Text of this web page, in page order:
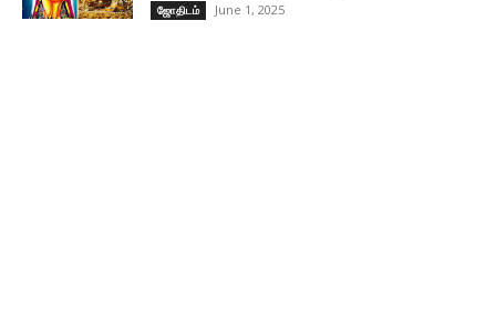
ஜோதிடம் June 1, 2025